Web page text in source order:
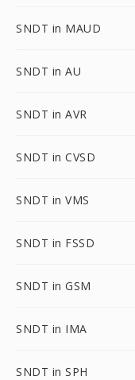
SNDT in MAUD
SNDT in AU
SNDT in AVR
SNDT in CVSD
SNDT in VMS
SNDT in FSSD
SNDT in GSM
SNDT in IMA
SNDT in SPH